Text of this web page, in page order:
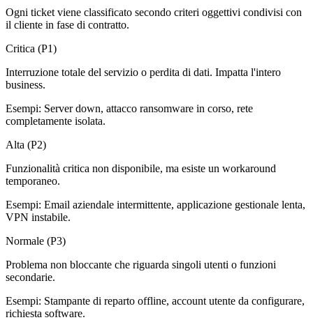
Ogni ticket viene classificato secondo criteri oggettivi condivisi con
il cliente in fase di contratto.
Critica (P1)
Interruzione totale del servizio o perdita di dati. Impatta l'intero
business.
Esempi: Server down, attacco ransomware in corso, rete
completamente isolata.
Alta (P2)
Funzionalità critica non disponibile, ma esiste un workaround
temporaneo.
Esempi: Email aziendale intermittente, applicazione gestionale lenta,
VPN instabile.
Normale (P3)
Problema non bloccante che riguarda singoli utenti o funzioni
secondarie.
Esempi: Stampante di reparto offline, account utente da configurare,
richiesta software.